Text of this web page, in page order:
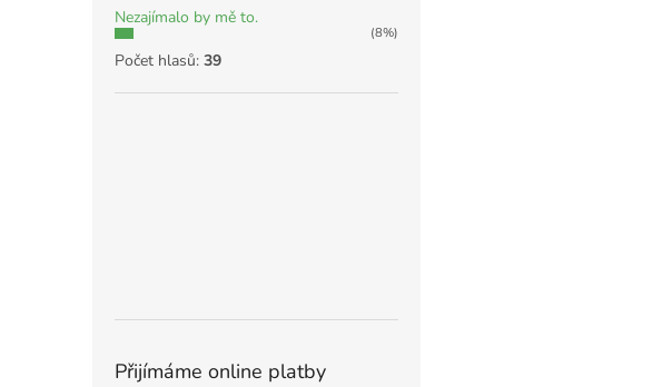
Nezajímalo by mě to.
(8%)
Počet hlasů: 39
Přijímáme online platby